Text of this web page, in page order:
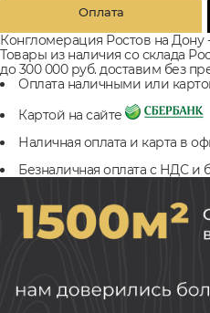
Оплата
Конгломерация Ростов на Дону
Товары из наличия со склада
до 300 000 руб. доставим без
Оплата наличными или
Картой на сайте
Наличная оплата и карта в
Безналичная оплата с НДС и